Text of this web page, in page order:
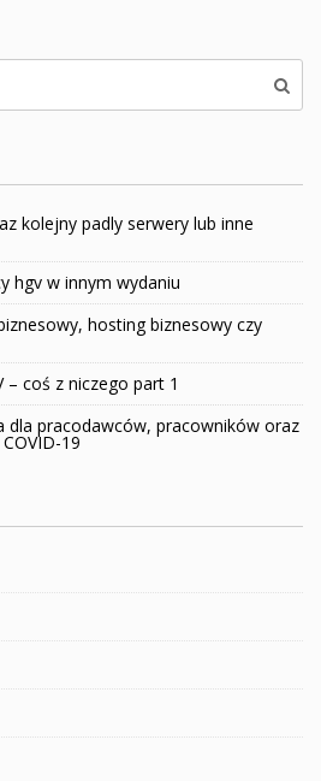
kolejny padly serwery lub inne
hgv w innym wydaniu
hosting biznesowy czy
– coś z niczego part 1
dla pracodawców, pracowników oraz
19